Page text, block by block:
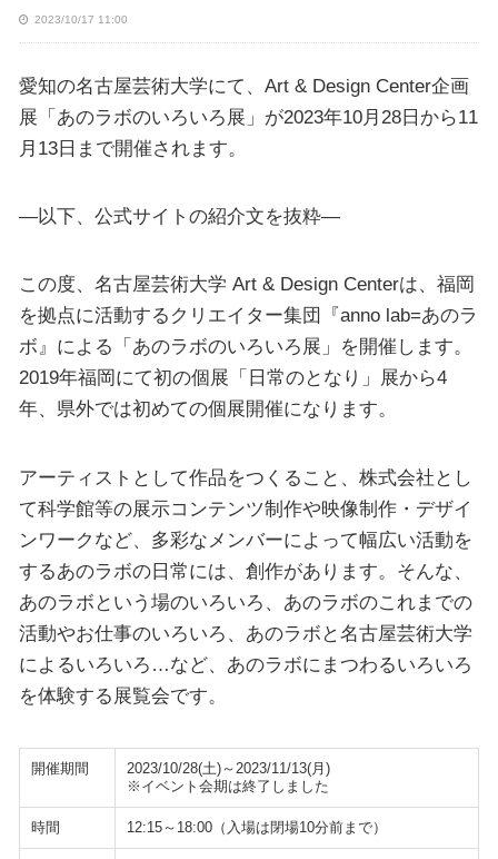
2023/10/17 11:00
愛知の名古屋芸術大学にて、Art & Design Center企画
展「あのラボのいろいろ展」が2023年10月28日から11
月13日まで開催されます。
—以下、公式サイトの紹介文を抜粋—
この度、名古屋芸術大学 Art & Design Centerは、福岡
を拠点に活動するクリエイター集団『anno lab=あのラ
ボ』による「あのラボのいろいろ展」を開催します。
2019年福岡にて初の個展「日常のとなり」展から4
年、県外では初めての個展開催になります。
アーティストとして作品をつくること、株式会社とし
て科学館等の展示コンテンツ制作や映像制作・デザイ
ンワークなど、多彩なメンバーによって幅広い活動を
するあのラボの日常には、創作があります。そんな、
あのラボという場のいろいろ、あのラボのこれまでの
活動やお仕事のいろいろ、あのラボと名古屋芸術大学
によるいろいろ…など、あのラボにまつわるいろいろ
を体験する展覧会です。
開催期間
2023/10/28(土)～2023/11/13(月)
※イベント会期は終了しました
時間 12:15～18:00（入場は閉場10分前まで）